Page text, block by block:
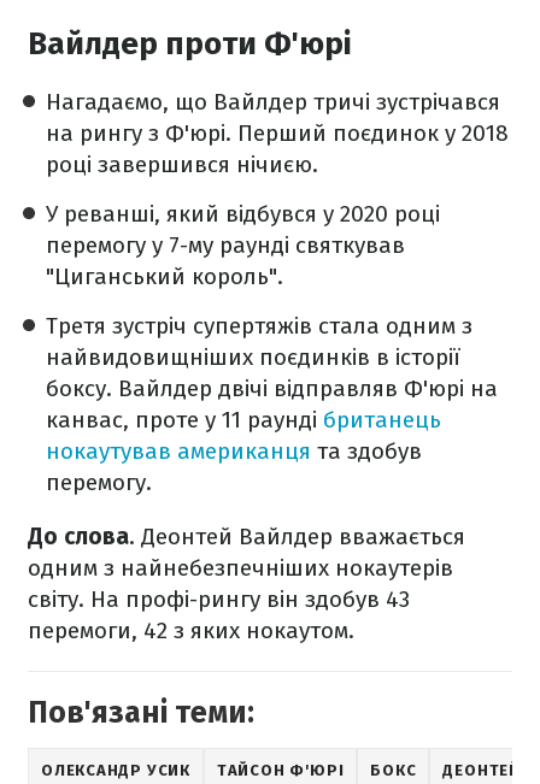
Вайлдер проти Ф'юрі
Нагадаємо, що Вайлдер тричі зустрічався
на рингу з Ф'юрі. Перший поєдинок у 2018
році завершився нічиєю.
У реванші, який відбувся у 2020 році
перемогу у 7-му раунді святкував
"Циганський король".
Третя зустріч супертяжів стала одним з
найвидовищніших поєдинків в історії
боксу. Вайлдер двічі відправляв Ф'юрі на
канвас, проте у 11 раунді британець
нокаутував американця та здобув
перемогу.
До слова. Деонтей Вайлдер вважається
одним з найнебезпечніших нокаутерів
світу. На профі-рингу він здобув 43
перемоги, 42 з яких нокаутом.
Пов'язані теми:
ОЛЕКСАНДР УСИК ТАЙСОН Ф'ЮРІ БОКС ДЕОНТЕЙ